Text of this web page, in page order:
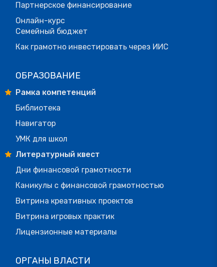
Партнерское финансирование
Онлайн-курс
Семейный бюджет
Как грамотно инвестировать через ИИС
ОБРАЗОВАНИЕ
Рамка компетенций
Библиотека
Навигатор
УМК для школ
Литературный квест
Дни финансовой грамотности
Каникулы с финансовой грамотностью
Витрина креативных проектов
Витрина игровых практик
Лицензионные материалы
ОРГАНЫ ВЛАСТИ